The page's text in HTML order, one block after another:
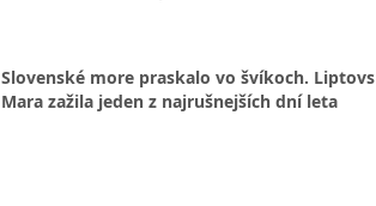
Slovenské more praskalo vo švíkoch.
Mara zažila jeden z najrušnejších dní leta